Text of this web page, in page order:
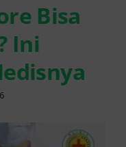
Bisa
Ini